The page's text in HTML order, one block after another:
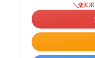
＼楽天